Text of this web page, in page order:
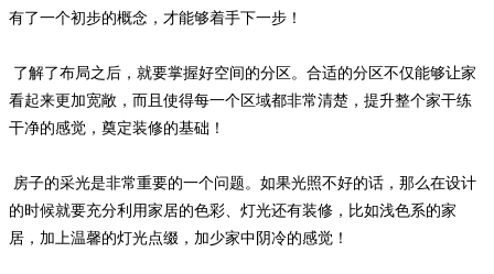
有了一个初步的概念，才能够着手下一步！
了解了布局之后，就要掌握好空间的分区。合适的分区不仅能够让家
看起来更加宽敞，而且使得每一个区域都非常清楚，提升整个家干练
干净的感觉，奠定装修的基础！
房子的采光是非常重要的一个问题。如果光照不好的话，那么在设计
的时候就要充分利用家居的色彩、灯光还有装修，比如浅色系的家
居，加上温馨的灯光点缀，加少家中阴冷的感觉！